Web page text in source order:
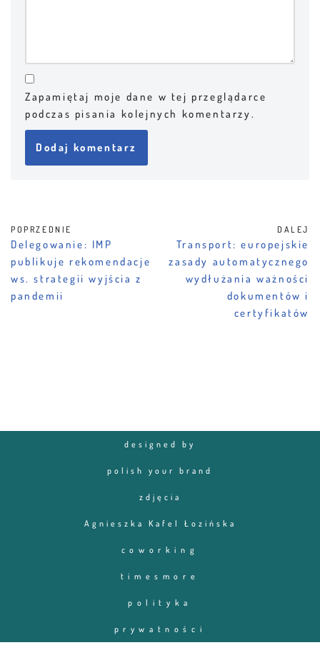
Zapamiętaj moje dane w tej przeglądarce
podczas pisania kolejnych komentarzy.
POPRZEDNIE
Delegowanie: IMP
publikuje rekomendacje
ws. strategii wyjścia z
pandemii
DALEJ
Transport: europejskie
zasady automatycznego
wydłużania ważności
dokumentów i
certyfikatów
designed by
polish your brand
zdjęcia
Agnieszka Kafel Łozińska
coworking
timesmore
polityka
prywatności